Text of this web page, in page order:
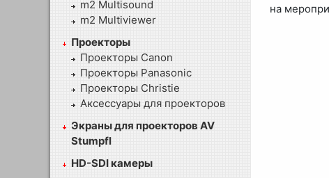
m2 Multisound
m2 Multiviewer
Проекторы
Проекторы Canon
Проекторы Panasonic
Проекторы Christie
Аксессуары для проекторов
Экраны для проекторов AV
Stumpfl
HD-SDI камеры
на